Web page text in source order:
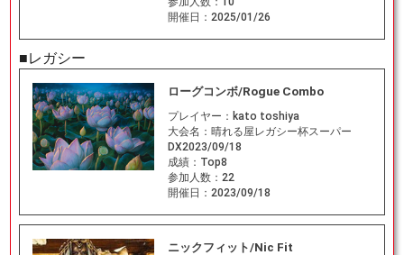
開催日： 2025/01/26
■レガシー
ローグコンボ/Rogue Combo
プレイヤー： kato toshiya
大会名： 晴れる屋レガシー杯スーパー
DX2023/09/18
成績： Top8
参加人数： 22
開催日： 2023/09/18
ニックフィット/Nic Fit